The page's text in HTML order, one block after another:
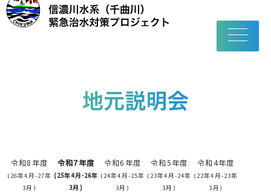
toggle
令和8年度
(26年4月-27年
3月)
令和7年度
(25年4月-26年
3月)
令和6年度
(24年4月-25年
3月)
令和5年度
(23年4月-24年
3月)
令和4年度
(22年4月-23年
3月)